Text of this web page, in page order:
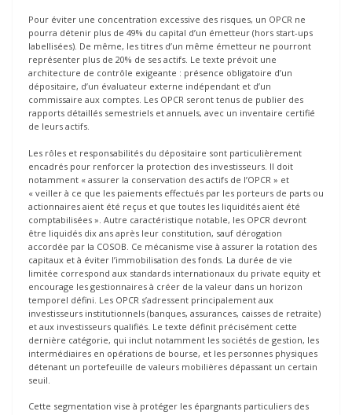
Pour éviter une concentration excessive des risques, un OPCR ne
pourra détenir plus de 49% du capital d’un émetteur (hors start-ups
labellisées). De même, les titres d’un même émetteur ne pourront
représenter plus de 20% de ses actifs. Le texte prévoit une
architecture de contrôle exigeante : présence obligatoire d’un
dépositaire, d’un évaluateur externe indépendant et d’un
commissaire aux comptes. Les OPCR seront tenus de publier des
rapports détaillés semestriels et annuels, avec un inventaire certifié
de leurs actifs.
Les rôles et responsabilités du dépositaire sont particulièrement
encadrés pour renforcer la protection des investisseurs. Il doit
notamment « assurer la conservation des actifs de l’OPCR » et
« veiller à ce que les paiements effectués par les porteurs de parts ou
actionnaires aient été reçus et que toutes les liquidités aient été
comptabilisées ». Autre caractéristique notable, les OPCR devront
être liquidés dix ans après leur constitution, sauf dérogation
accordée par la COSOB. Ce mécanisme vise à assurer la rotation des
capitaux et à éviter l’immobilisation des fonds. La durée de vie
limitée correspond aux standards internationaux du private equity et
encourage les gestionnaires à créer de la valeur dans un horizon
temporel défini. Les OPCR s’adressent principalement aux
investisseurs institutionnels (banques, assurances, caisses de retraite)
et aux investisseurs qualifiés. Le texte définit précisément cette
dernière catégorie, qui inclut notamment les sociétés de gestion, les
intermédiaires en opérations de bourse, et les personnes physiques
détenant un portefeuille de valeurs mobilières dépassant un certain
seuil.
Cette segmentation vise à protéger les épargnants particuliers des